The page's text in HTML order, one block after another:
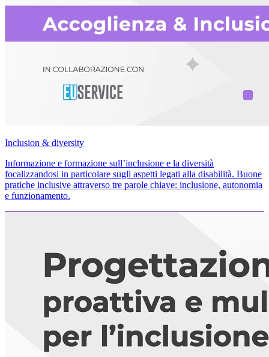
Inclusion & diversity
Informazione e formazione sull’inclusione e la diversità
focalizzandosi in particolare sugli aspetti legati alla disabilità. Buone
pratiche inclusive attraverso tre parole chiave: inclusione, autonomia
e funzionamento.